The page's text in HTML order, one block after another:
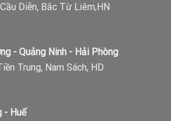
Diễn, Bắc Từ Liêm,HN
- Quảng Ninh - Hải Phòng
Trung, Nam Sách, HD
- Huế